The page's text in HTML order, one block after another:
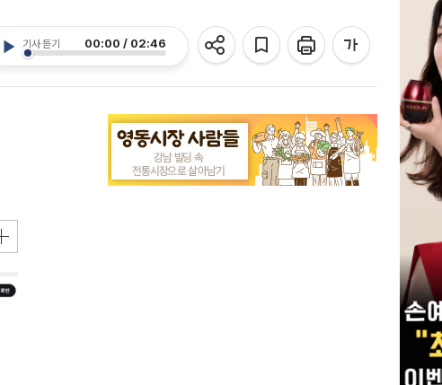
기사 듣기 00:00 / 02:46